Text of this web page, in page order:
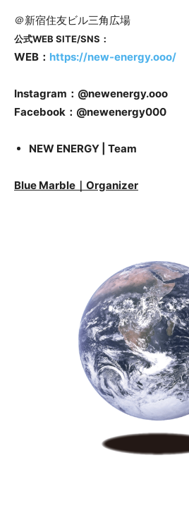
＠新宿住友ビル三角広場
公式WEB SITE/SNS：
WEB： https://new-energy.ooo/
Instagram：@newenergy.ooo
Facebook：@newenergy000
NEW ENERGY | Team
Blue Marble｜Organizer